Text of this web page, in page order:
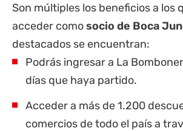
Son múltiples los beneficios a los
acceder comosocio de Boca
destacados se encuentran:
Podrás ingresar a La
días que haya partido.
Acceder a más de 1.200
comercios de todo el país a